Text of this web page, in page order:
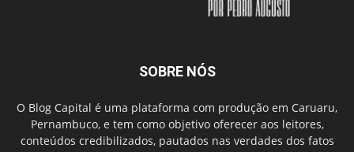
SOBRE NÓS
O Blog Capital é uma plataforma com produção em Caruaru,
Pernambuco, e tem como objetivo oferecer aos leitores,
conteúdos credibilizados, pautados nas verdades dos fatos